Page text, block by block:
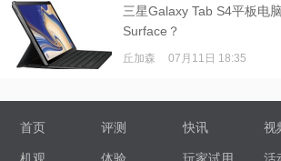
三星Galaxy Tab S4平板电
Surface？
丘加森 07月11日 18:35
首页 评测 快讯 视